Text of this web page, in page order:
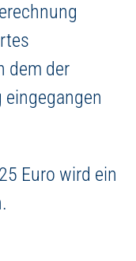
dem der
Euro wird ein